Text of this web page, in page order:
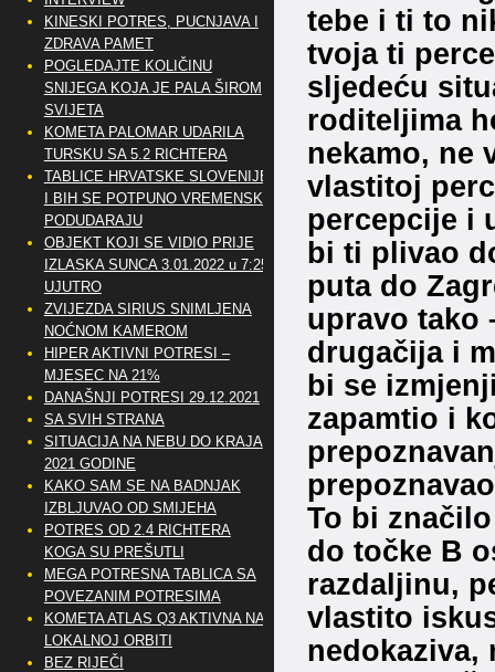
tebe i ti to
tvoja ti
sljedeću
roditeljima
nekamo, ne
vlastitoj
percepcije i
bi ti plivao
puta do
upravo tako
drugačija i
bi se
zapamtio i
To bi
do točke B
razdaljinu,
vlastito
nedokaziva,
KINESKI POTRES, PUCNJAVA I
ZDRAVA PAMET
POGLEDAJTE KOLIČINU
SNIJEGA KOJA JE PALA ŠIROM
SVIJETA
KOMETA PALOMAR UDARILA
TURSKU SA 5.2 RICHTERA
TABLICE HRVATSKE SLOVENIJE
I BIH SE POTPUNO VREMENSKI
PODUDARAJU
OBJEKT KOJI SE VIDIO PRIJE
IZLASKA SUNCA 3.01.2022 u 7:25
UJUTRO
ZVIJEZDA SIRIUS SNIMLJENA
NOĆNOM KAMEROM
HIPER AKTIVNI POTRESI –
MJESEC NA 21%
DANAŠNJI POTRESI 29.12.2021
SA SVIH STRANA
SITUACIJA NA NEBU DO KRAJA
2021 GODINE
KAKO SAM SE NA BADNJAK
IZBLJUVAO OD SMIJEHA
POTRES OD 2.4 RICHTERA
KOGA SU PREŠUTLI
MEGA POTRESNA TABLICA SA
POVEZANIM POTRESIMA
KOMETA ATLAS Q3 AKTIVNA NA
LOKALNOJ ORBITI
BEZ RIJEČI